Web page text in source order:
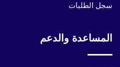
سجل الطلبات
المساعدة والدعم